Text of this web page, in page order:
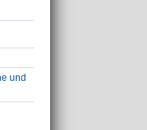
und